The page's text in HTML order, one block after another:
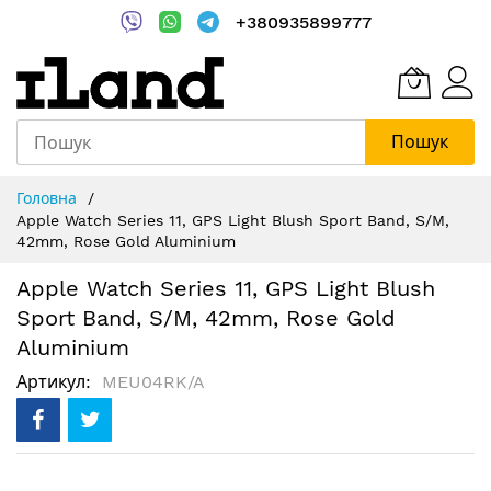
+380935899777
Пошук
Content
Головна
Apple Watch Series 11, GPS Light Blush Sport Band, S/M,
42mm, Rose Gold Aluminium
Apple Watch Series 11, GPS Light Blush
Sport Band, S/M, 42mm, Rose Gold
Aluminium
Артикул MEU04RK/A